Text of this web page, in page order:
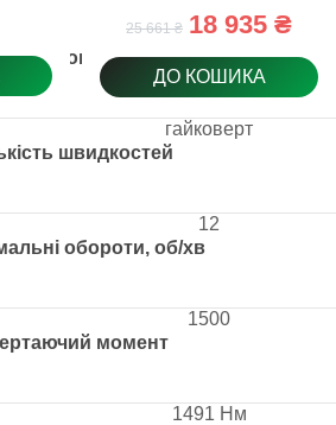
Тип товару
швидкостей
обороти, об/хв
момент
25 661 ₴ 18 935 ₴
ДО КОШИКА
гайковерт
12
1500
1491 Нм